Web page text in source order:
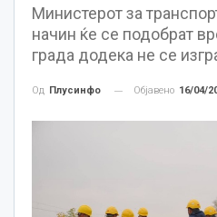
Министерот за
начин ќе се подобрат
града додека не се
Од Плусинфо Објавено 16/04/